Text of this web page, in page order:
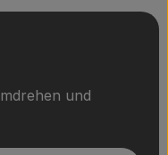
Rezeptkisten
und